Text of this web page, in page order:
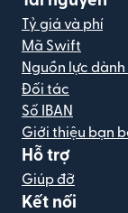
Tỷ giá và phí
Mã Swift
Nguồn lực
Đối tác
Số IBAN
Giới thiệu bạn
Hỗ trợ
Giúp đỡ
Kết nối